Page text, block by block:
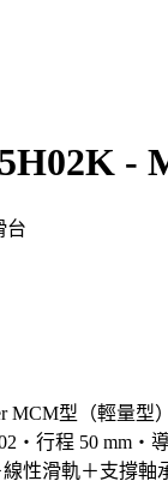
-
台
MCM型（輕量型
・行程 50 mm・
性滑軌＋支撐軸